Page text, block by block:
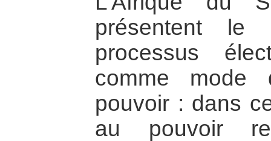
présentent
processus
comme mode
pouvoir : dans
au pouvoir